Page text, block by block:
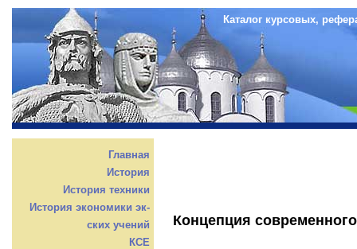
Каталог курсовых,
Главная
История
История техники
История экономики эк-
ских учений
КСЕ
Концепция